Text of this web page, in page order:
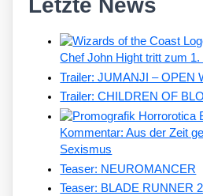
Chef John Hight tritt zum
Trailer: JUMANJI – OPEN
Trailer: CHILDREN OF
Kommentar: Aus der Zeit
Sexismus
Teaser: NEUROMANCER
Teaser: BLADE RUNNER